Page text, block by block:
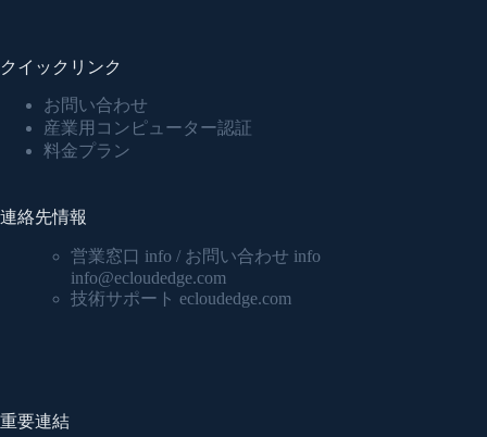
クイックリンク
お問い合わせ
産業用コンピューター認証
料金プラン
連絡先情報
営業窓口 info / お問い合わせ info
info@ecloudedge.com
技術サポート ecloudedge.com
重要連結